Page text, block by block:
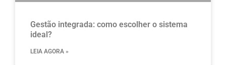
Gestão integrada: como escolher o sistema
ideal?
LEIA AGORA »